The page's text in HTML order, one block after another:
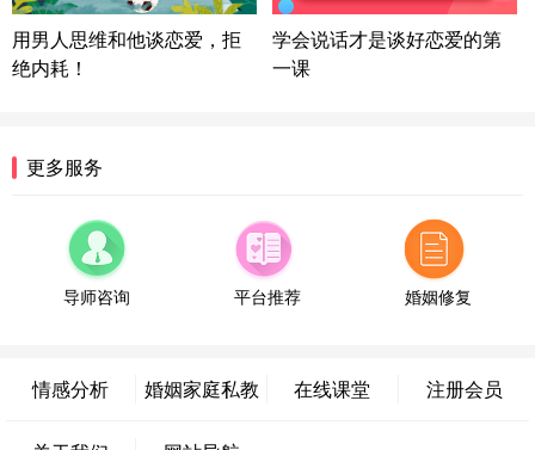
微信用户 喜欢下雨天^ 通过此页面咨询，已获得专属
情感方案
浙江-宁波 150****8921
福建-厦门 159****4462
53分钟前
微信用户 凌乱小羊 通过此页面咨询，已获得专属情
山东-青岛 138****9975
7分钟前
辽宁-大连 176****2843
39分钟前
用男人思维和他谈恋爱，拒
绝内耗！
学会说话才是谈好恋爱的第
一课
更多服务
导师咨询 平台推荐 婚姻修复
情感分析 婚姻家庭私教 在线课堂 注册会员